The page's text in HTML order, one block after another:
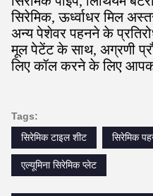
सिरेमिक, ऊर्ध्वाधर मिल
अन्य पेशेवर पहनने के
मूल पेटेंट के साथ, अग्रणी
लिए कॉल करने के लिए
Tags:
सिरेमिक टाइल शीट
सिरेमिक
एल्यूमिना सिरेमिक प्लेट